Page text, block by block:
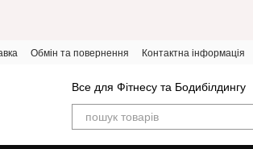
Обмін та повернення Контактна інформація
Все для Фітнесу та Бодибілдингу